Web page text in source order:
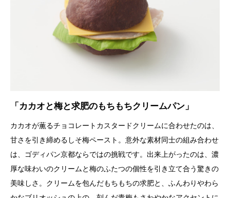
「カカオと梅と求肥のもちもちクリームパン」
カカオが薫るチョコレートカスタードクリームに合わせたのは、
甘さを引き締めるしそ梅ペースト。意外な素材同士の組み合わせ
は、ゴディパン京都ならではの挑戦です。出来上がったのは、濃
厚な味わいのクリームと梅のふたつの個性を引き立て合う驚きの
美味しさ。クリームを包んだもちもちの求肥と、ふんわりやわら